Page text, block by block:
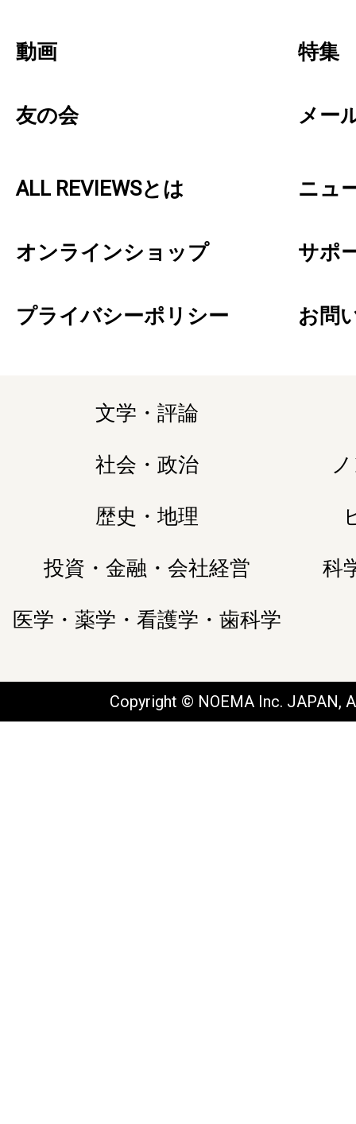
動画 特集
友の会 メー
ALL REVIEWSとは ニュ
オンラインショップ サポ
プライバシーポリシー お問
文学・評論
社会・政治
歴史・地理
投資・金融・会社経営 科
医学・薬学・看護学・歯科学
Copyright © NOEMA Inc. JAPAN,